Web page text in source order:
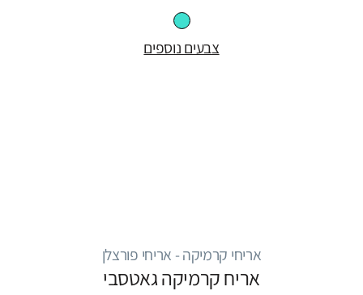
צבעים נוספים
אריחי קרמיקה - אריחי פורצלן
אריח קרמיקה גאטסבי